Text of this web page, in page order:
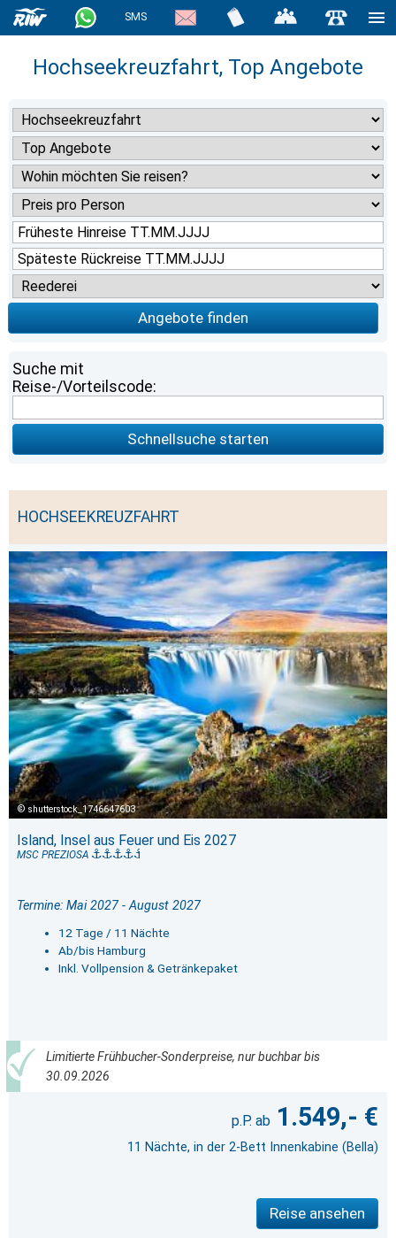
SMS
Hochseekreuzfahrt, Top Angebote
Angebote finden
Suche mit
Reise-/Vorteilscode:
Schnellsuche starten
HOCHSEEKREUZFAHRT
shutterstock_1746647603
Island, Insel aus Feuer und Eis 2027
MSC PREZIOSA
Termine: Mai 2027 - August 2027
12 Tage / 11 Nächte
Ab/bis Hamburg
Inkl. Vollpension & Getränkepaket
Limitierte Frühbucher-Sonderpreise, nur buchbar bis
30.09.2026
1.549,- €
11 Nächte, in der 2-Bett Innenkabine (Bella)
Reise ansehen